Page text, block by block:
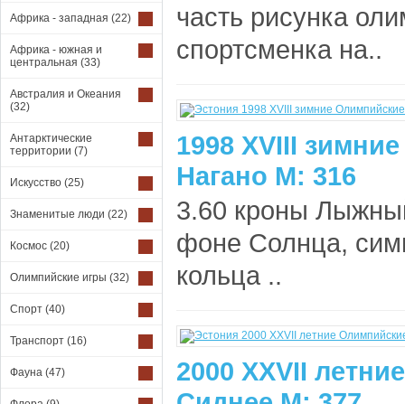
Африка - западная (22)
Африка - южная и
центральная (33)
Австралия и Океания
(32)
Антарктические
территории (7)
Искусство (25)
Знаменитые люди (22)
Космос (20)
Олимпийские игры (32)
Спорт (40)
Транспорт (16)
Фауна (47)
часть рисунка
спортсменка на..
1998 XVIII
Нагано М: 316
3.60 кроны
фоне Солнца,
кольца ..
2000 XXVII